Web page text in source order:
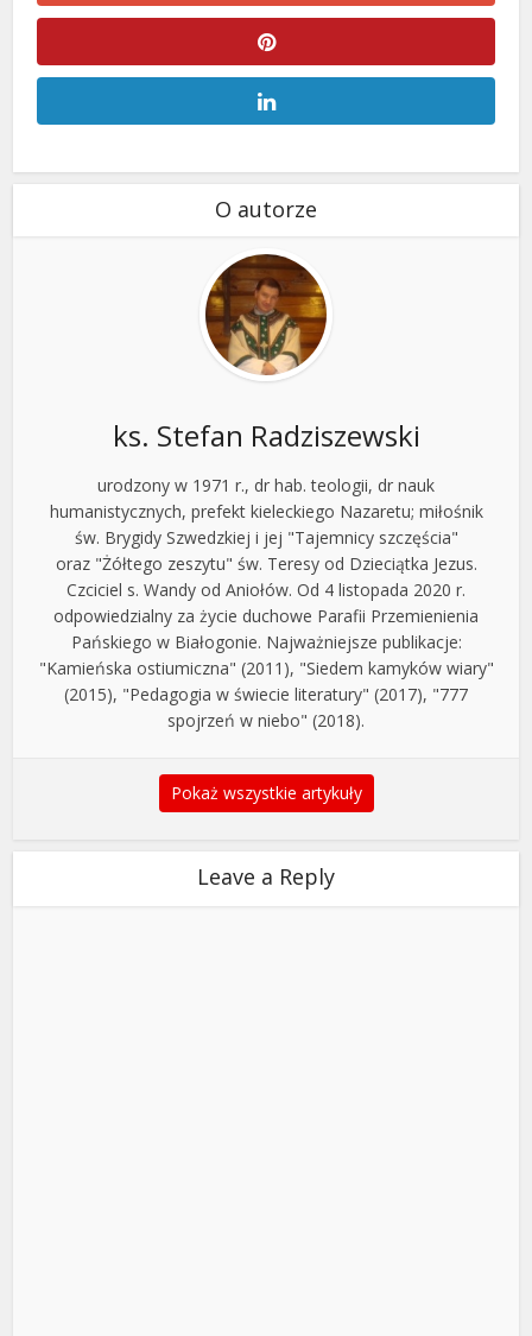
O autorze
ks. Stefan Radziszewski
urodzony w 1971 r., dr hab. teologii, dr nauk
humanistycznych, prefekt kieleckiego Nazaretu; miłośnik
św. Brygidy Szwedzkiej i jej "Tajemnicy szczęścia"
oraz "Żółtego zeszytu" św. Teresy od Dzieciątka Jezus.
Czciciel s. Wandy od Aniołów. Od 4 listopada 2020 r.
odpowiedzialny za życie duchowe Parafii Przemienienia
Pańskiego w Białogonie. Najważniejsze publikacje:
"Kamieńska ostiumiczna" (2011), "Siedem kamyków wiary"
(2015), "Pedagogia w świecie literatury" (2017), "777
spojrzeń w niebo" (2018).
Pokaż wszystkie artykuły
Leave a Reply